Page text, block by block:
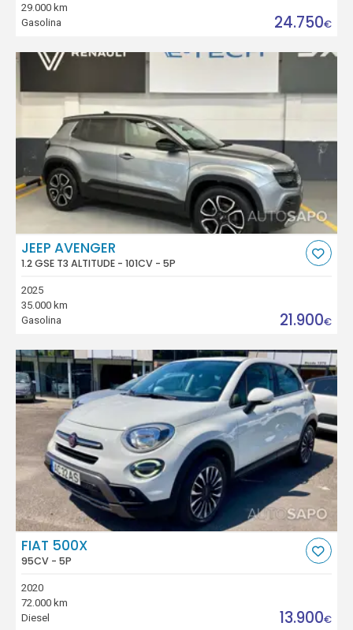
29.000 km
Gasolina
24.750€
JEEP AVENGER
1.2 GSE T3 ALTITUDE - 101CV - 5P
2025
35.000 km
Gasolina
21.900€
FIAT 500X
95CV - 5P
2020
72.000 km
Diesel
13.900€